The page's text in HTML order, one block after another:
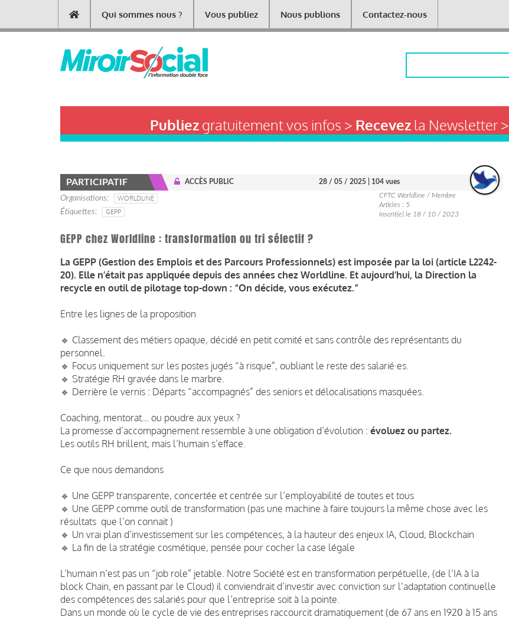
contenu
Main
navigation
Qui sommes nous ? Vous publiez Nous publions Contactez-nous
Publiezgratuitement vos infos > Recevezla Newsletter >
PARTICIPATIF ACCÈS PUBLIC 28 / 05 / 2025 | 104 vues
Organisations
WORLDLINE
Étiquettes
GEPP
CFTC Worldline / Membre
Articles : 5
Inscrit(e) le 18 / 10 / 2023
GEPP chez Worldline : transformation ou tri sélectif ?
La GEPP (Gestion des Emplois et des Parcours Professionnels) est imposée par la loi (article L2242-
20). Elle n’était pas appliquée depuis des années chez Worldline. Et aujourd’hui, la Direction la
recycle en outil de pilotage top-down : “On décide, vous exécutez.”
Entre les lignes de la proposition
🔹 Classement des métiers opaque, décidé en petit comité et sans contrôle des représentants du
personnel.
🔹 Focus uniquement sur les postes jugés “à risque”, oubliant le reste des salarié·es.
🔹 Stratégie RH gravée dans le marbre.
🔹 Derrière le vernis : Départs “accompagnés” des seniors et délocalisations masquées.
Coaching, mentorat… ou poudre aux yeux ?
La promesse d’accompagnement ressemble à une obligation d’évolution : évoluez ou partez.
Les outils RH brillent, mais l’humain s’efface.
Ce que nous demandons
🔹 Une GEPP transparente, concertée et centrée sur l’employabilité de toutes et tous
🔹 Une GEPP comme outil de transformation (pas une machine à faire toujours la même chose avec les
résultats que l’on connait )
🔹 Un vrai plan d’investissement sur les compétences, à la hauteur des enjeux IA, Cloud, Blockchain
🔹 La fin de la stratégie cosmétique, pensée pour cocher la case légale
L’humain n’est pas un “job role” jetable. Notre Société est en transformation perpétuelle, (de l’IA à la
block Chain, en passant par le Cloud) il conviendrait d’investir avec conviction sur l’adaptation continuelle
des compétences des salariés pour que l’entreprise soit à la pointe.
Dans un monde où le cycle de vie des entreprises raccourcit dramatiquement (de 67 ans en 1920 à 15 ans